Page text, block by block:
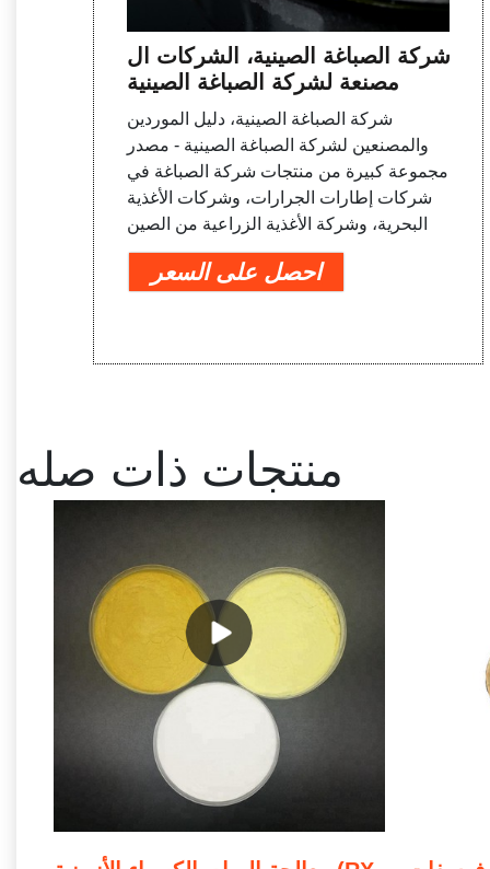
شركة الصباغة الصينية، الشركات ال
مصنعة لشركة الصباغة الصينية
شركة الصباغة الصينية، دليل الموردين
والمصنعين لشركة الصباغة الصينية - مصدر
مجموعة كبيرة من منتجات شركة الصباغة في
شركات إطارات الجرارات، وشركات الأغذية
البحرية، وشركة الأغذية الزراعية من الصين
احصل على السعر
منتجات ذات صله